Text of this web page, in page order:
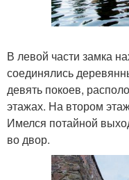
В левой части замка
соединялись
девять покоев,
этажах. На втором
Имелся потайной
во двор.